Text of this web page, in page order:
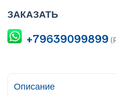
ЗАКАЗАТЬ
+79639099899
Описание